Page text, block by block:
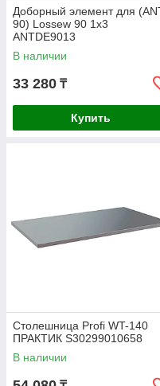
Доборный элемент для
90) Lossew 90 1х3
ANTDE9013
В наличии
33 280 ₸
Купить
Столешница Profi WT-140
ПРАКТИК S30299010658
В наличии